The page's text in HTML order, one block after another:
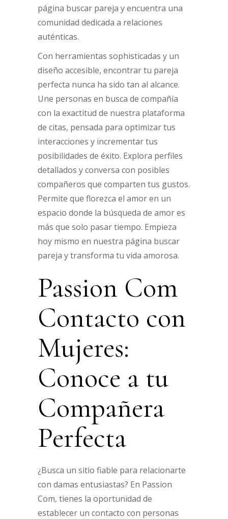
página buscar pareja y encuentra una
comunidad dedicada a relaciones
auténticas.
Con herramientas sophisticadas y un
diseño accesible, encontrar tu pareja
perfecta nunca ha sido tan al alcance.
Une personas en busca de compañía
con la exactitud de nuestra plataforma
de citas, pensada para optimizar tus
interacciones y incrementar tus
posibilidades de éxito. Explora perfiles
detallados y conversa con posibles
compañeros que comparten tus gustos.
Permite que florezca el amor en un
espacio donde la búsqueda de amor es
más que solo pasar tiempo. Empieza
hoy mismo en nuestra página buscar
pareja y transforma tu vida amorosa.
Passion Com
Contacto con
Mujeres:
Conoce a tu
Compañera
Perfecta
¿Busca un sitio fiable para relacionarte
con damas entusiastas? En Passion
Com, tienes la oportunidad de
establecer un contacto con personas